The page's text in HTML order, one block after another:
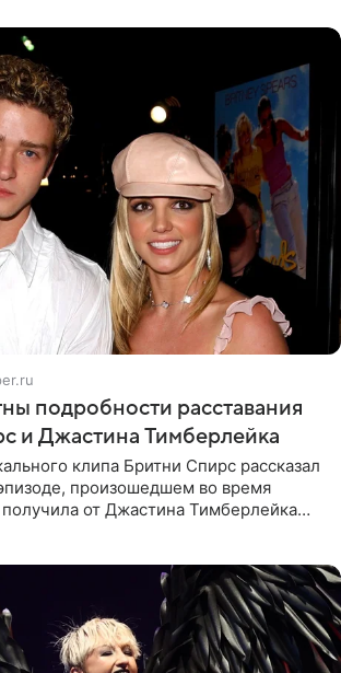
подробности расставания
и Джастина Тимберлейка
клипа Бритни Спирс рассказал
произошедшем во время
от Джастина Тимберлейка